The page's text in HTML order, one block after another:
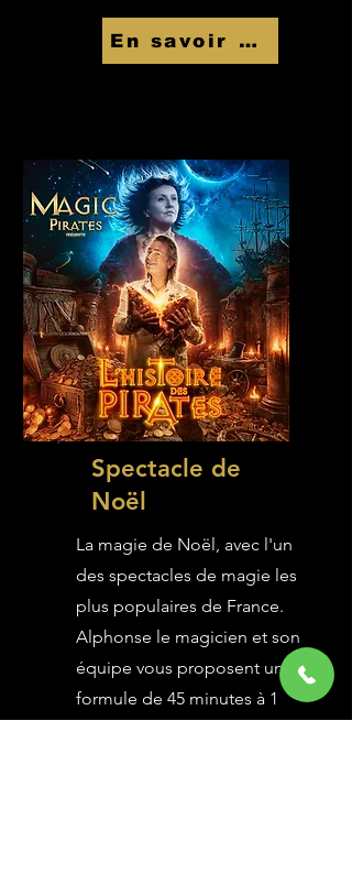
En savoir Plus
Spectacle de
Noël
La magie de Noël, avec l'un
des spectacles de magie les
plus populaires de France.
Alphonse le magicien et son
équipe vous proposent une
formule de 45 minutes à 1